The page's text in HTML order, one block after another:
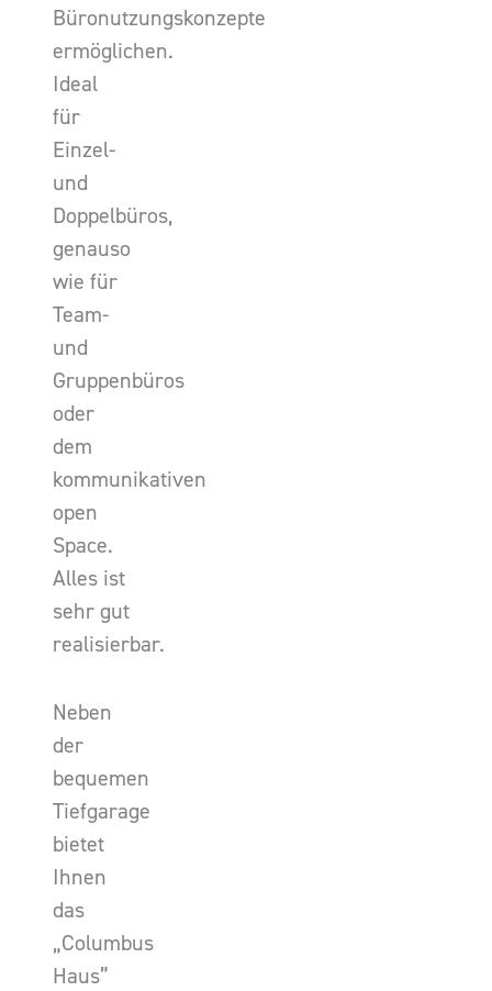
Büronutzungskonzepte
ermöglichen.
Ideal
für
Einzel-
und
Doppelbüros,
genauso
wie für
Team-
und
Gruppenbüros
oder
dem
kommunikativen
open
Space.
Alles ist
sehr gut
realisierbar.
Neben
der
bequemen
Tiefgarage
bietet
Ihnen
das
„Columbus
Haus”